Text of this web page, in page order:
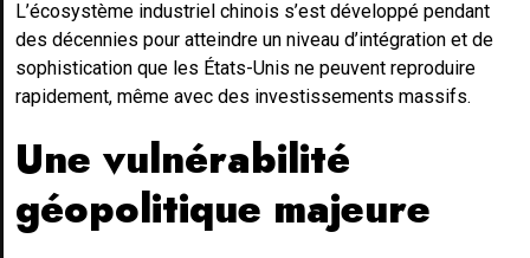
L’écosystème industriel chinois s’est développé pendant
des décennies pour atteindre un niveau d’intégration et de
sophistication que les États-Unis ne peuvent reproduire
rapidement, même avec des investissements massifs.
Une vulnérabilité
géopolitique majeure